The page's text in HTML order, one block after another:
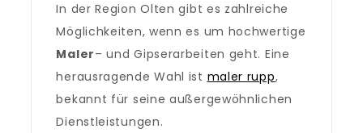
In der Region Olten gibt es zahlreiche
Möglichkeiten, wenn es um hochwertige
Maler– und Gipserarbeiten geht. Eine
herausragende Wahl ist maler rupp,
bekannt für seine außergewöhnlichen
Dienstleistungen.